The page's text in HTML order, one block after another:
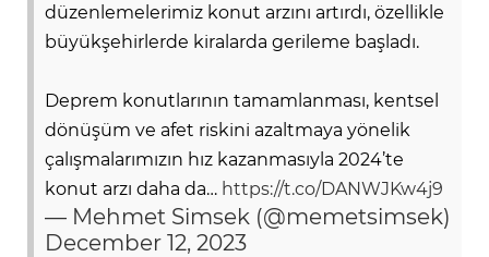
düzenlemelerimiz konut arzını artırdı, özellikle
büyükşehirlerde kiralarda gerileme başladı.
Deprem konutlarının tamamlanması, kentsel
dönüşüm ve afet riskini azaltmaya yönelik
çalışmalarımızın hız kazanmasıyla 2024’te
konut arzı daha da… https://t.co/DANWJKw4j9
— Mehmet Simsek (@memetsimsek)
December 12, 2023